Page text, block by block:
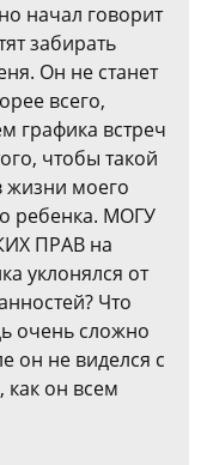
начал говорит
забирать
Он не станет
всего,
графика встреч
чтобы такой
жизни моего
ребенка. МОГУ
ПРАВ на
уклонялся от
Что
очень сложно
он не виделся с
он всем